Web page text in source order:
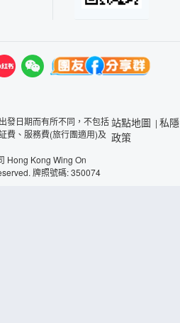
發日期而有所不同，不包括
費、服務費(旅行團適用)及
Hong Kong Wing On
牌照號碼: 350074
站點地圖 | 私隱
政策